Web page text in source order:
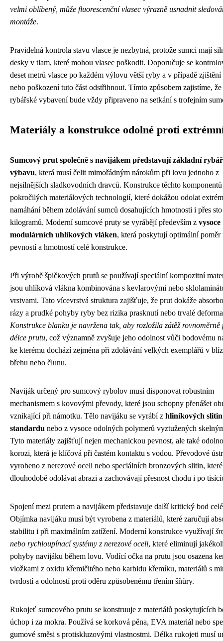
velmi oblíbený, může fluorescenční vlasec výrazně usnadnit
montáže.
Pravidelná kontrola stavu vlasce je nezbytná, protože sumci mají
desky v tlam, které mohou vlasec poškodit. Doporučuje se
deset metrů vlasce po každém výlovu větší ryby a v případě zjištění
nebo poškození tuto část odstřihnout. Tímto způsobem zajistíme, že
rybářské vybavení bude vždy připraveno na setkání s trofejním
Materiály a konstrukce odolné proti
Sumcový prut společně s navijákem představují základní
výbavu, která musí čelit mimořádným nárokům při lovu jednoho z
nejsilnějších sladkovodních dravců. Konstrukce těchto
pokročilých materiálových technologií, které dokážou odolat
namáhání během zdolávání sumců dosahujících hmotnosti i přes sto
kilogramů. Moderní sumcové pruty se vyrábějí především z vysoce
modulárních uhlíkových vláken, která poskytují optimální poměr
pevností a hmotností celé konstrukce.
Při výrobě špičkových prutů se používají speciální kompozitní
jsou uhlíková vlákna kombinována s kevlarovými nebo
vrstvami. Tato vícevrstvá struktura zajišťuje, že prut dokáže
rázy a prudké pohyby ryby bez rizika prasknutí nebo trvalé
Konstrukce blanku je navržena tak, aby rozložila zátěž rovnoměrně
délce prutu, což významně zvyšuje jeho odolnost vůči bodovému
ke kterému dochází zejména při zdolávání velkých exemplářů v
břehu nebo člunu.
Naviják určený pro sumcový rybolov musí disponovat robustním
mechanismem s kovovými převody, které jsou schopny přenášet
vznikající při námotku. Tělo navijáku se vyrábí z hliníkových slitin
standardu nebo z vysoce odolných polymerů vyztužených
Tyto materiály zajišťují nejen mechanickou pevnost, ale také
korozi, která je klíčová při častém kontaktu s vodou. Převodové
vyrobeno z nerezové oceli nebo speciálních bronzových slitin,
dlouhodobě odolávat abrazi a zachovávají přesnost chodu i po
Spojení mezi prutem a navijákem představuje další kritický bod
Objímka navijáku musí být vyrobena z materiálů, které zaručují
stabilitu i při maximálním zatížení. Moderní konstrukce využívají
nebo rychloupínací systémy z nerezové oceli, které eliminují
pohyby navijáku během lovu. Vodící očka na prutu jsou osazena
vložkami z oxidu křemičitého nebo karbidu křemíku, materiálů s
tvrdostí a odolností proti oděru způsobenému třením šňůry.
Rukojeť sumcového prutu se konstruuje z materiálů poskytujících
úchop i za mokra. Používá se korková pěna, EVA materiál nebo
gumové směsi s protiskluzovými vlastnostmi. Délka rukojeti musí